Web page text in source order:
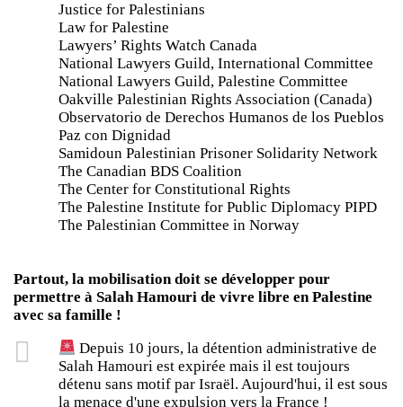
Justice for Palestinians
Law for Palestine
Lawyers’ Rights Watch Canada
National Lawyers Guild, International Committee
National Lawyers Guild, Palestine Committee
Oakville Palestinian Rights Association (Canada)
Observatorio de Derechos Humanos de los Pueblos
Paz con Dignidad
Samidoun Palestinian Prisoner Solidarity Network
The Canadian BDS Coalition
The Center for Constitutional Rights
The Palestine Institute for Public Diplomacy PIPD
The Palestinian Committee in Norway
Partout, la mobilisation doit se développer pour
permettre à Salah Hamouri de vivre libre en Palestine
avec sa famille !
Depuis 10 jours, la détention administrative de
Salah Hamouri est expirée mais il est toujours
détenu sans motif par Israël. Aujourd'hui, il est sous
la menace d'une expulsion vers la France !